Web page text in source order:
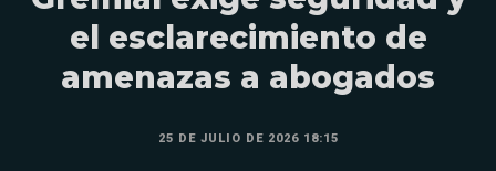
el esclarecimiento de
amenazas a abogados
25 DE JULIO DE 2026 18:15